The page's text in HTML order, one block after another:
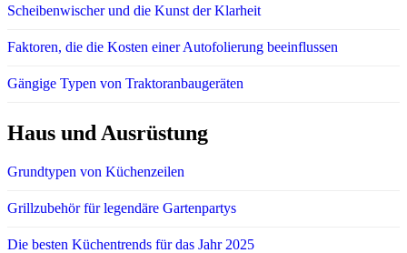
Scheibenwischer und die Kunst der Klarheit
Faktoren, die die Kosten einer Autofolierung beeinflussen
Gängige Typen von Traktoranbaugeräten
Haus und Ausrüstung
Grundtypen von Küchenzeilen
Grillzubehör für legendäre Gartenpartys
Die besten Küchentrends für das Jahr 2025